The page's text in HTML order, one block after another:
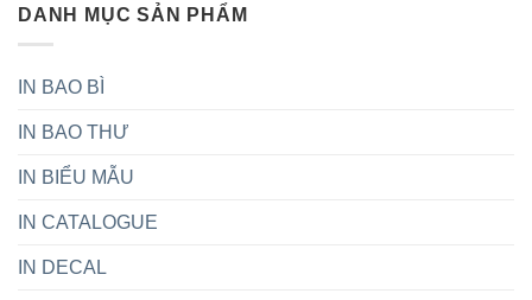
Dụng
carton
Thiệp
DANH MỤC SẢN PHẨM
IN BAO BÌ
IN BAO THƯ
IN BIỂU MẪU
IN CATALOGUE
IN DECAL